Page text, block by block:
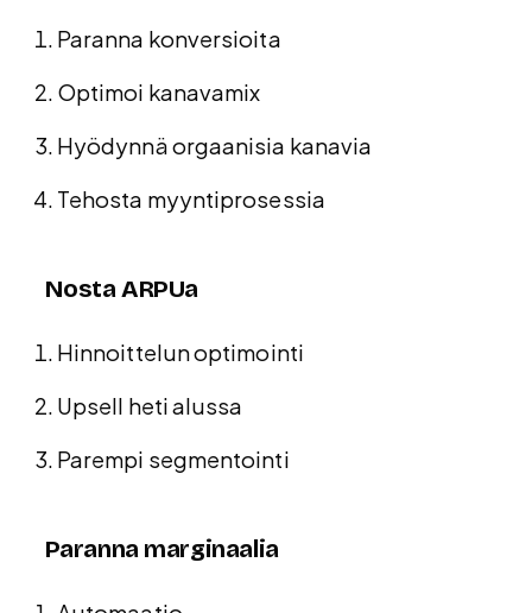
Paranna konversioita
Optimoi kanavamix
Hyödynnä orgaanisia kanavia
Tehosta myyntiprosessia
Nosta ARPUa
Hinnoittelun optimointi
Upsell heti alussa
Parempi segmentointi
Paranna marginaalia